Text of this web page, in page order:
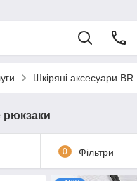
Шкіряні аксесуари BR
0 Фільтри